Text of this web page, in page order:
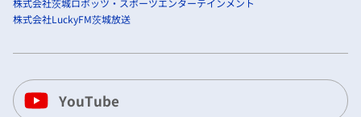
株式会社LuckyFM茨城放送
YouTube